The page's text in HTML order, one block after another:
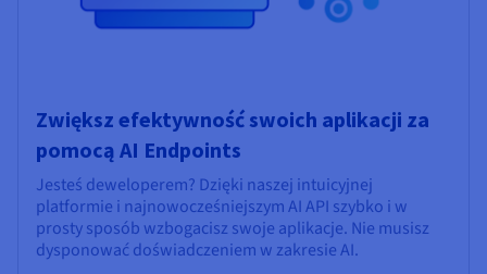
Zwiększ efektywność swoich aplikacji za
pomocą AI Endpoints
Jesteś deweloperem? Dzięki naszej intuicyjnej
platformie i najnowocześniejszym AI API szybko i w
prosty sposób wzbogacisz swoje aplikacje. Nie musisz
dysponować doświadczeniem w zakresie AI.